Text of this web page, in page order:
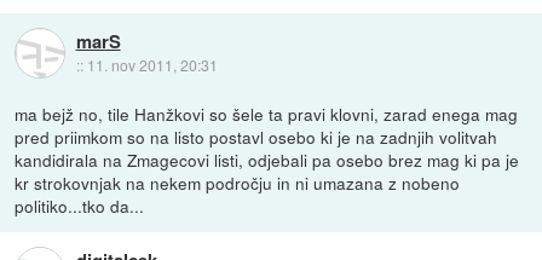
marS
:: 11. nov 2011, 20:31
ma bejž no, tile Hanžkovi so šele ta pravi klovni, zarad enega mag
pred priimkom so na listo postavl osebo ki je na zadnjih volitvah
kandidirala na Zmagecovi listi, odjebali pa osebo brez mag ki pa je
kr strokovnjak na nekem področju in ni umazana z nobeno
politiko...tko da...